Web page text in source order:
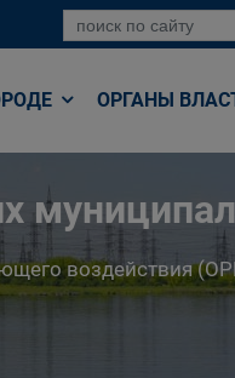
ОРГАНЫ
воздействия